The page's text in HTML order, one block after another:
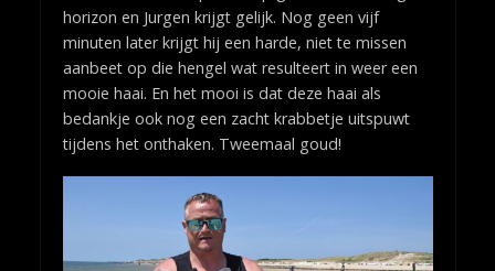
horizon en Jurgen krijgt gelijk. Nog geen vijf
minuten later krijgt hij een harde, niet te missen
aanbeet op die hengel wat resulteert in weer een
mooie haai. En het mooi is dat deze haai als
bedankje ook nog een zacht krabbetje uitspuwt
tijdens het onthaken. Tweemaal goud!